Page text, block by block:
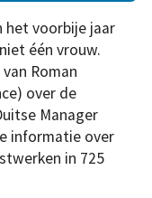
het voorbije jaar
één vrouw.
Roman
over de
Manager
informatie over
in 725